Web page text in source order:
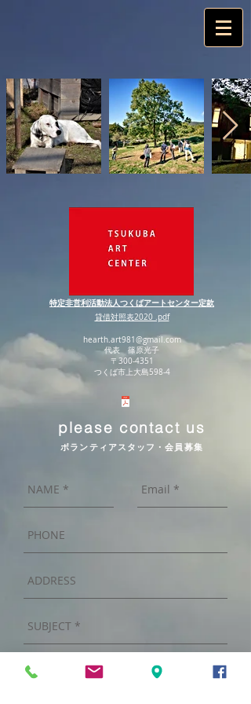
特定非営利活動法人つくばアートセンター定款
貸借対照表2020 .pdf
hearth.art981@gmail.com
代表 篠原光子
〒300-4351
つくば市上大島598-4
please contact us
ボランティアスタッフ・会員募集